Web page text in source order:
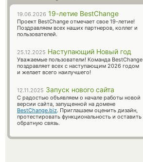
19.06.2026 19-летие BestChange
Проект BestChange отмечает свое 19-летие!
Поздравляем всех наших партнеров, коллег и
пользователей.
25.12.2025 Наступающий Новый год
Уважаемые пользователи! Команда BestChange
поздравляет всех с наступающим 2026 годом
и желает всего наилучшего!
12.11.2025 Запуск нового сайта
С радостью объявляем о начале работы новой
версии сайта, запущенной на домене
BestChange.biz. Приглашаем оценить дизайн,
протестировать функциональность и оставить
обратную связь.